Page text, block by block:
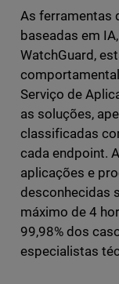
As ferramentas
baseadas em
WatchGuard,
Serviço de
as soluções,
classificadas
cada endpoint.
aplicações e
desconhecidas
máximo de 4
99,98% dos
especialistas